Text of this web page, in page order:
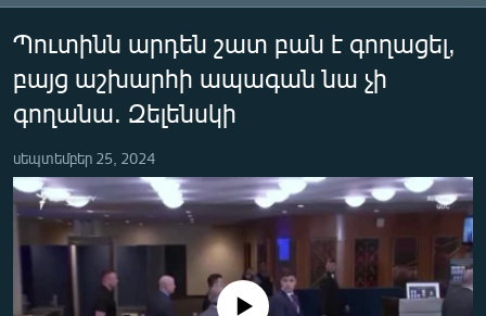
հիմնական
մենյուին
ԸՆՏՐՈՒԹՅՈՒՆՆԵՐ 2026
ԻՐԱՎՈՒՆՔ
ՏՆՏԵՍՈՒԹՅՈՒՆ
ՂԱՐԱԲԱՂ
ՊԱՏԵՐԱԶՄԻ 6 ՇԱԲԱԹՆԵՐԸ
ՏԱՐԱԾԱՇՐՋԱՆ
Պուտինն արդեն շատ բան է գողացել,
բայց աշխարհի ապագան նա չի
գողանա. Զելենսկի
սեպտեմբեր 25, 2024
No media source currently available